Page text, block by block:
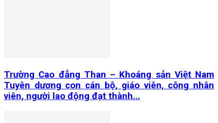
Trường Cao đẳng Than – Khoáng sản Việt Nam
Tuyên dương con cán bộ, giáo viên, công nhân
viên, người lao động đạt thành...